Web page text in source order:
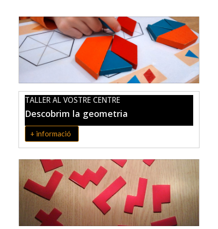
TALLER AL VOSTRE CENTRE
Descobrim la geometria
+ informació